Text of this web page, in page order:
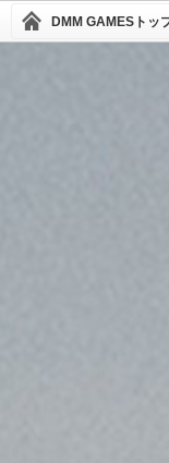
DMM GAMES トッ